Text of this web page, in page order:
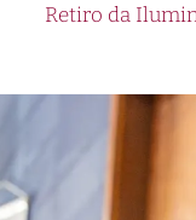
Retiro da